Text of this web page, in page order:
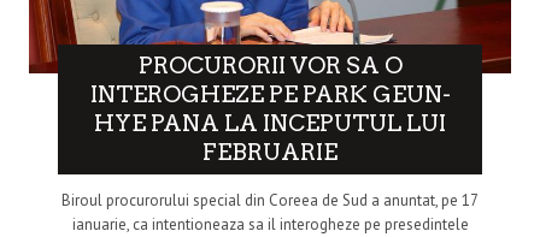
PROCURORII VOR SA O
INTEROGHEZE PE PARK GEUN-
HYE PANA LA INCEPUTUL LUI
FEBRUARIE
Biroul procurorului special din Coreea de Sud a anuntat, pe 17
ianuarie, ca intentioneaza sa il interogheze pe presedintele